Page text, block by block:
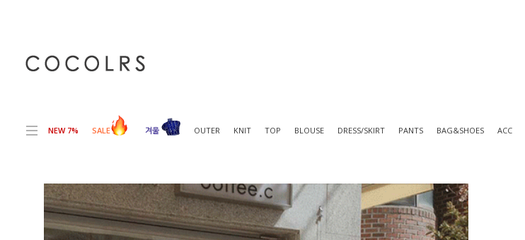
NEW 7% SALE 겨울 OUTER KNIT TOP BLOUSE DRESS/SKIRT PANTS BAG&SHOES ACC